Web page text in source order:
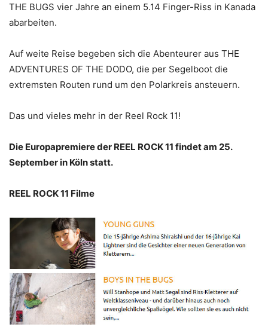
THE BUGS vier Jahre an einem 5.14 Finger-Riss in Kanada
abarbeiten.
Auf weite Reise begeben sich die Abenteurer aus THE
ADVENTURES OF THE DODO, die per Segelboot die
extremsten Routen rund um den Polarkreis ansteuern.
Das und vieles mehr in der Reel Rock 11!
Die Europapremiere der REEL ROCK 11 findet am 25.
September in Köln statt.
REEL ROCK 11 Filme